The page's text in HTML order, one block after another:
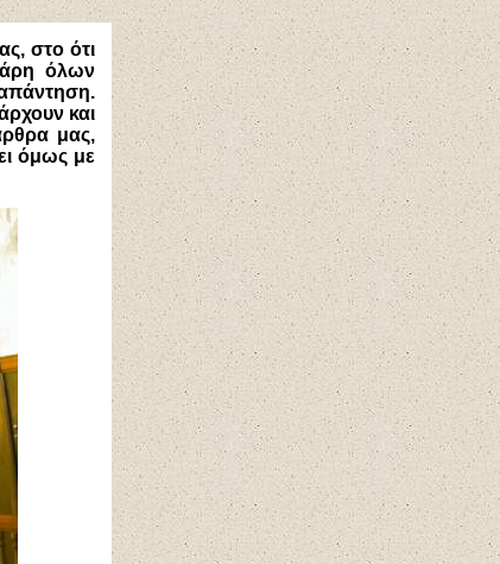
στο ότι
όλων
και
μας,
όμως με